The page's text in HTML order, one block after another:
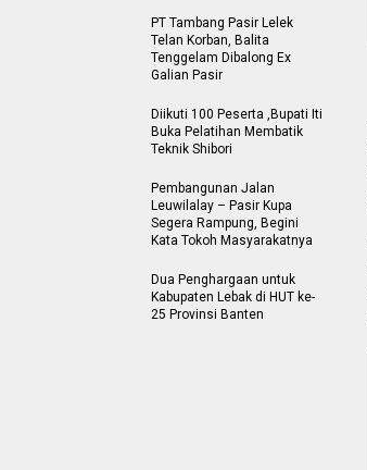
PT Tambang Pasir Lelek
Telan Korban, Balita
Tenggelam Dibalong Ex
Galian Pasir
Diikuti 100 Peserta ,Bupati Iti
Buka Pelatihan Membatik
Teknik Shibori
Pembangunan Jalan
Leuwilalay – Pasir Kupa
Segera Rampung, Begini
Kata Tokoh Masyarakatnya
Dua Penghargaan untuk
Kabupaten Lebak di HUT ke-
25 Provinsi Banten